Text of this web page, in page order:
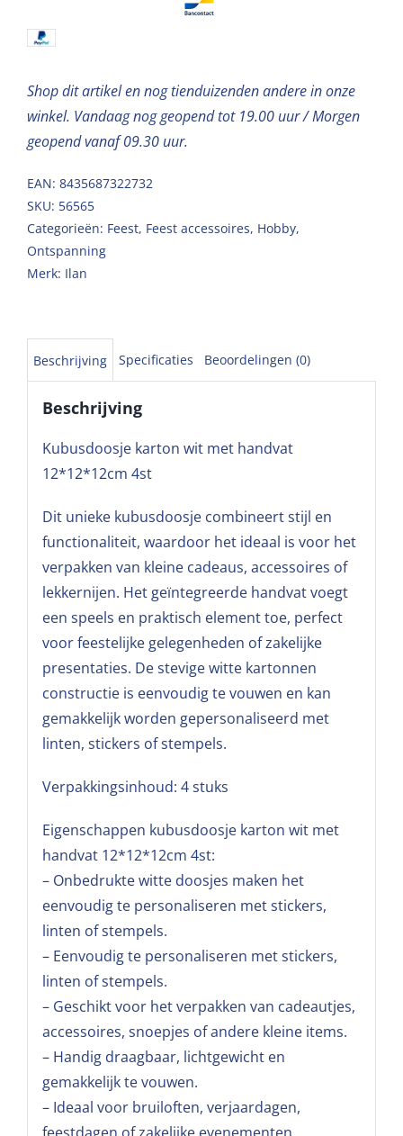
Shop dit artikel en nog tienduizenden andere in onze
winkel. Vandaag nog geopend tot 19.00 uur / Morgen
geopend vanaf 09.30 uur.
EAN: 8435687322732
SKU: 56565
Categorieën: Feest, Feest accessoires, Hobby,
Ontspanning
Merk: Ilan
Beschrijving Specificaties Beoordelingen (0)
Beschrijving
Kubusdoosje karton wit met handvat
12*12*12cm 4st
Dit unieke kubusdoosje combineert stijl en
functionaliteit, waardoor het ideaal is voor het
verpakken van kleine cadeaus, accessoires of
lekkernijen. Het geïntegreerde handvat voegt
een speels en praktisch element toe, perfect
voor feestelijke gelegenheden of zakelijke
presentaties. De stevige witte kartonnen
constructie is eenvoudig te vouwen en kan
gemakkelijk worden gepersonaliseerd met
linten, stickers of stempels.
Verpakkingsinhoud: 4 stuks
Eigenschappen kubusdoosje karton wit met
handvat 12*12*12cm 4st:
– Onbedrukte witte doosjes maken het
eenvoudig te personaliseren met stickers,
linten of stempels.
– Eenvoudig te personaliseren met stickers,
linten of stempels.
– Geschikt voor het verpakken van cadeautjes,
accessoires, snoepjes of andere kleine items.
– Handig draagbaar, lichtgewicht en
gemakkelijk te vouwen.
– Ideaal voor bruiloften, verjaardagen,